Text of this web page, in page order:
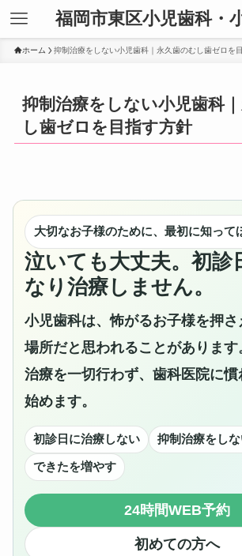
福岡市東区小児歯科・
ホーム 抑制治療をしない小児歯科｜永久歯のむし歯ゼロを
抑制治療をしない小児歯科
し歯ゼロを目指す方針
大切なお子様のために、最初に知って
泣いても大丈夫。初診
なり治療しません。
小児歯科は、怖がるお子様を押さ
場所だと思われることがあります
治療を一切行わず、歯科医院に慣
始めます。
初診日に治療しない 抑制治療をし
できたを増やす
24時間WEB予約
初めての方へ